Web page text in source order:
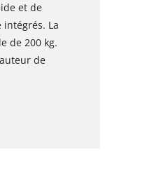
et de
La
de 200 kg.
de